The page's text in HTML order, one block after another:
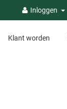
Inloggen
Klant worden